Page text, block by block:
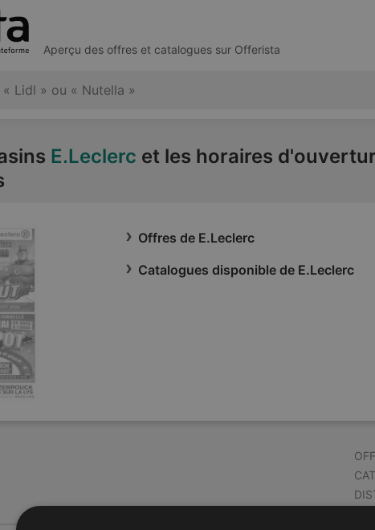
Aperçu des offres et catalogues sur Offerista
E.Leclerc et les horaires
Offres de E.Leclerc
Catalogues disponible de E.Leclerc